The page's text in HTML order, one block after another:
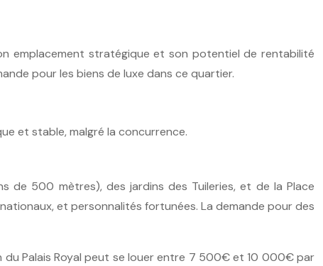
emplacement stratégique et son potentiel de rentabilité
pour les biens de luxe dans ce quartier.
et stable, malgré la concurrence.
de 500 mètres), des jardins des Tuileries, et de la Place
et personnalités fortunées. La demande pour des
du Palais Royal peut se louer entre 7 500€ et 10 000€ par